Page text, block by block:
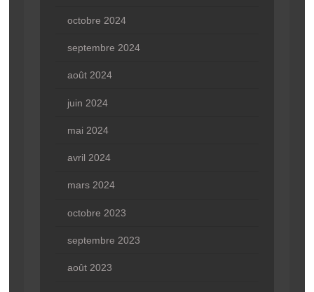
octobre 2024
septembre 2024
août 2024
juin 2024
mai 2024
avril 2024
mars 2024
octobre 2023
septembre 2023
août 2023